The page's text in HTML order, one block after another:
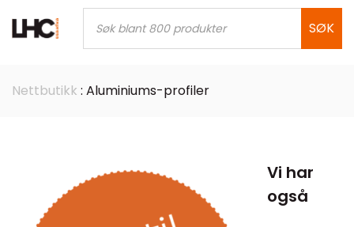
Products
search SØK
Nettbutikk : Aluminiums-profiler
Vi har
også